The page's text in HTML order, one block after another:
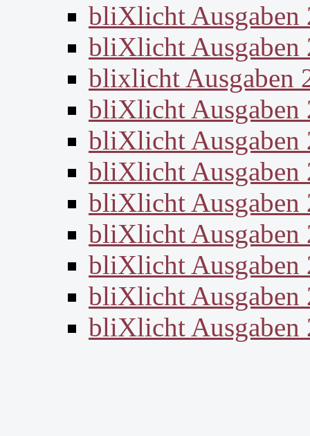
bliXlicht Ausgaben
bliXlicht Ausgaben
blixlicht Ausgaben
bliXlicht Ausgaben
bliXlicht Ausgaben
bliXlicht Ausgaben
bliXlicht Ausgaben
bliXlicht Ausgaben
bliXlicht Ausgaben
bliXlicht Ausgaben
bliXlicht Ausgaben